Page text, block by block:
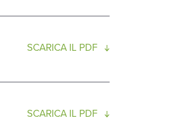
SCARICA IL PDF
SCARICA IL PDF